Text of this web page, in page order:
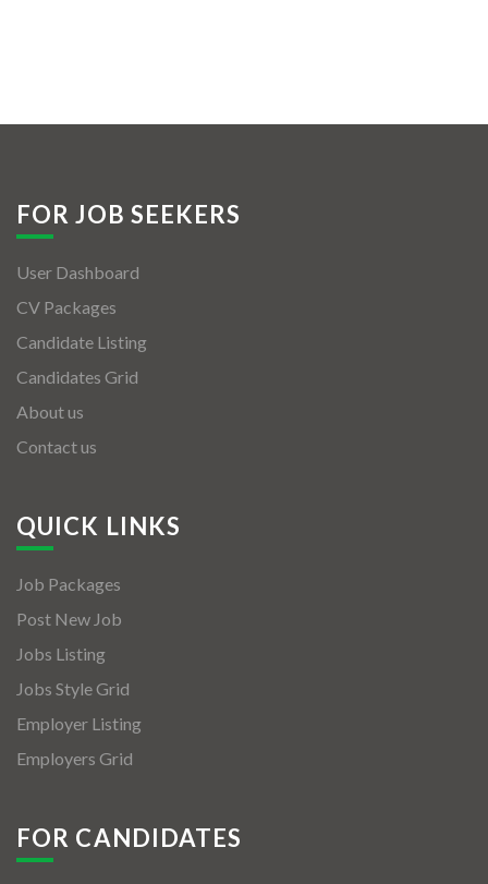
FOR JOB SEEKERS
User Dashboard
CV Packages
Candidate Listing
Candidates Grid
About us
Contact us
QUICK LINKS
Job Packages
Post New Job
Jobs Listing
Jobs Style Grid
Employer Listing
Employers Grid
FOR CANDIDATES